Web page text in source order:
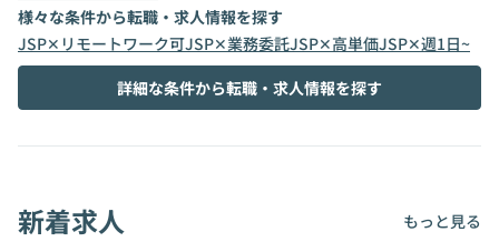
様々な条件から転職・求人情報を探す
JSP✕リモートワーク可JSP✕業務委託JSP✕高単価JSP✕週1日~
詳細な条件から転職・求人情報を探す
新着求人 もっと見る